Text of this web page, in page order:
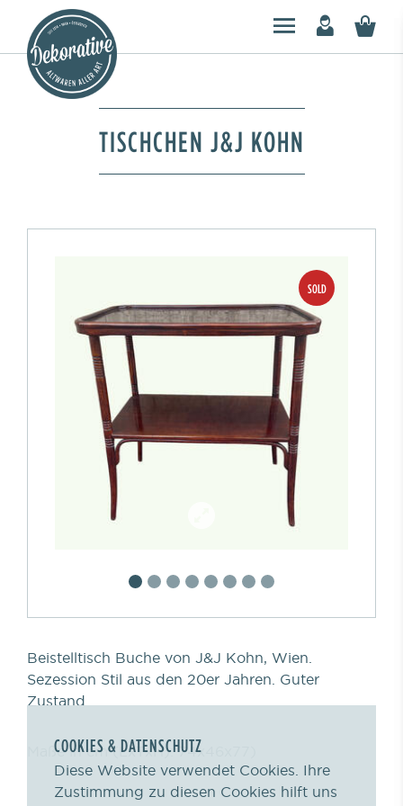
TISCHCHEN J&J KOHN
Beistelltisch Buche von J&J Kohn, Wien.
Sezession Stil aus den 20er Jahren. Guter
Zustand
Maße in cm (LxTxH): 74x46x77)
COOKIES & DATENSCHUTZ
Diese Website verwendet Cookies. Ihre
Zustimmung zu diesen Cookies hilft uns